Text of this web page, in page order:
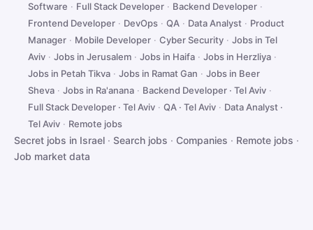
Software · Full Stack Developer · Backend Developer ·
Frontend Developer · DevOps · QA · Data Analyst · Product
Manager · Mobile Developer · Cyber Security · Jobs in Tel
Aviv · Jobs in Jerusalem · Jobs in Haifa · Jobs in Herzliya ·
Jobs in Petah Tikva · Jobs in Ramat Gan · Jobs in Beer
Sheva · Jobs in Ra'anana · Backend Developer · Tel Aviv ·
Full Stack Developer · Tel Aviv · QA · Tel Aviv · Data Analyst ·
Tel Aviv · Remote jobs
Secret jobs in Israel · Search jobs · Companies · Remote jobs ·
Job market data